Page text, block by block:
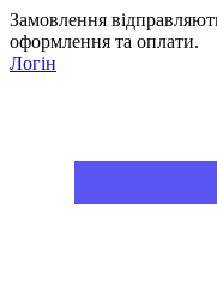
Замовлення
оформлення та оплати.
Логін